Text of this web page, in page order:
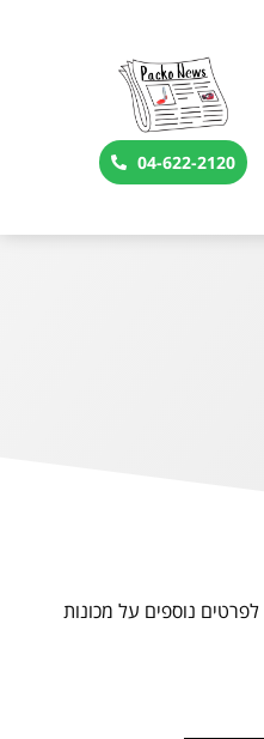
04-622-2120
נוספים על מכונות